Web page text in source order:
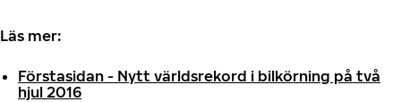
Läs mer:
Förstasidan - Nytt världsrekord i bilkörning på två
hjul 2016